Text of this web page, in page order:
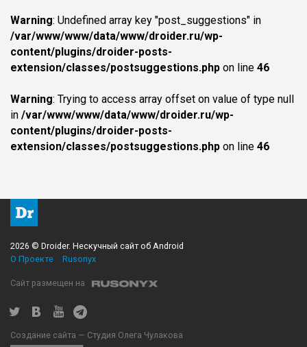
Warning: Undefined array key "post_suggestions" in
/var/www/www/data/www/droider.ru/wp-
content/plugins/droider-posts-
extension/classes/postsuggestions.php on line 46
Warning: Trying to access array offset on value of type null
in /var/www/www/data/www/droider.ru/wp-
content/plugins/droider-posts-
extension/classes/postsuggestions.php on line 46
2026 © Droider. Нескучный сайт об Android
О Проекте
Rusonyx
Сайт размещен на
Создание сайта — Студия Олега Чулакова